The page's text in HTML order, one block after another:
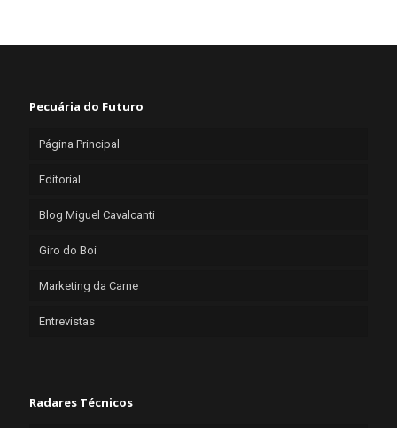
Pecuária do Futuro
Página Principal
Editorial
Blog Miguel Cavalcanti
Giro do Boi
Marketing da Carne
Entrevistas
Radares Técnicos